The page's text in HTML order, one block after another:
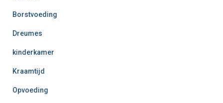
Borstvoeding
Dreumes
kinderkamer
Kraamtijd
Opvoeding